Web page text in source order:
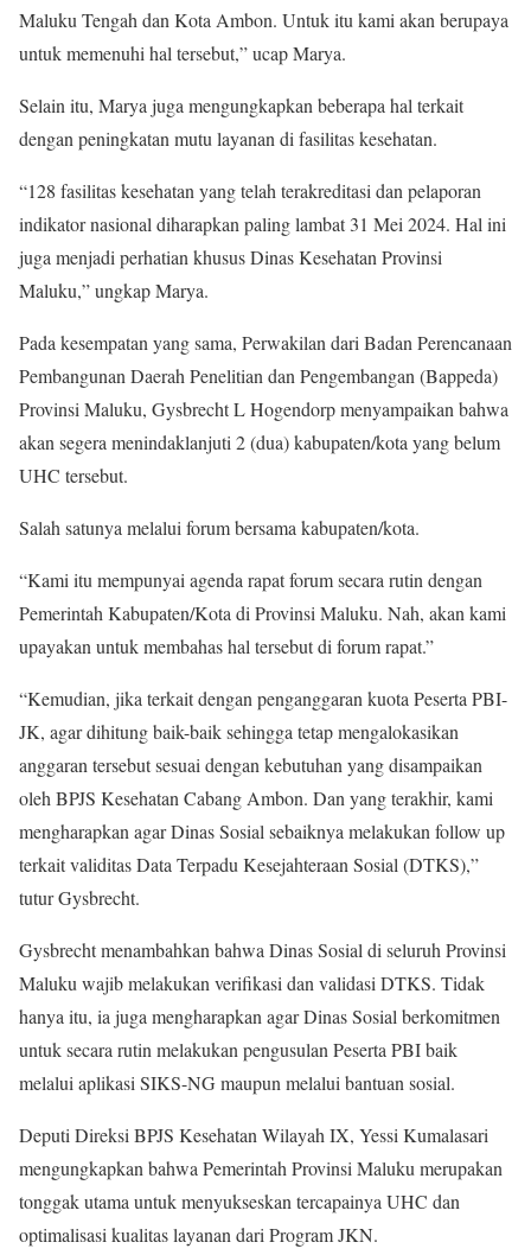
Maluku Tengah dan Kota Ambon. Untuk itu kami akan berupaya
untuk memenuhi hal tersebut,” ucap Marya.
Selain itu, Marya juga mengungkapkan beberapa hal terkait
dengan peningkatan mutu layanan di fasilitas kesehatan.
“128 fasilitas kesehatan yang telah terakreditasi dan pelaporan
indikator nasional diharapkan paling lambat 31 Mei 2024. Hal ini
juga menjadi perhatian khusus Dinas Kesehatan Provinsi
Maluku,” ungkap Marya.
Pada kesempatan yang sama, Perwakilan dari Badan Perencanaan
Pembangunan Daerah Penelitian dan Pengembangan (Bappeda)
Provinsi Maluku, Gysbrecht L Hogendorp menyampaikan bahwa
akan segera menindaklanjuti 2 (dua) kabupaten/kota yang belum
UHC tersebut.
Salah satunya melalui forum bersama kabupaten/kota.
“Kami itu mempunyai agenda rapat forum secara rutin dengan
Pemerintah Kabupaten/Kota di Provinsi Maluku. Nah, akan kami
upayakan untuk membahas hal tersebut di forum rapat.”
“Kemudian, jika terkait dengan penganggaran kuota Peserta PBI-
JK, agar dihitung baik-baik sehingga tetap mengalokasikan
anggaran tersebut sesuai dengan kebutuhan yang disampaikan
oleh BPJS Kesehatan Cabang Ambon. Dan yang terakhir, kami
mengharapkan agar Dinas Sosial sebaiknya melakukan follow up
terkait validitas Data Terpadu Kesejahteraan Sosial (DTKS),”
tutur Gysbrecht.
Gysbrecht menambahkan bahwa Dinas Sosial di seluruh Provinsi
Maluku wajib melakukan verifikasi dan validasi DTKS. Tidak
hanya itu, ia juga mengharapkan agar Dinas Sosial berkomitmen
untuk secara rutin melakukan pengusulan Peserta PBI baik
melalui aplikasi SIKS-NG maupun melalui bantuan sosial.
Deputi Direksi BPJS Kesehatan Wilayah IX, Yessi Kumalasari
mengungkapkan bahwa Pemerintah Provinsi Maluku merupakan
tonggak utama untuk menyukseskan tercapainya UHC dan
optimalisasi kualitas layanan dari Program JKN.